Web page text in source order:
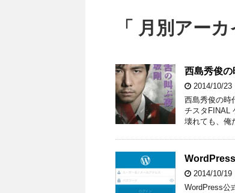
「 月別アー
西島秀俊の
2014/10/23
西島秀俊の時
チスタFINAL
壊れても、
2014/10/19
WordPress公